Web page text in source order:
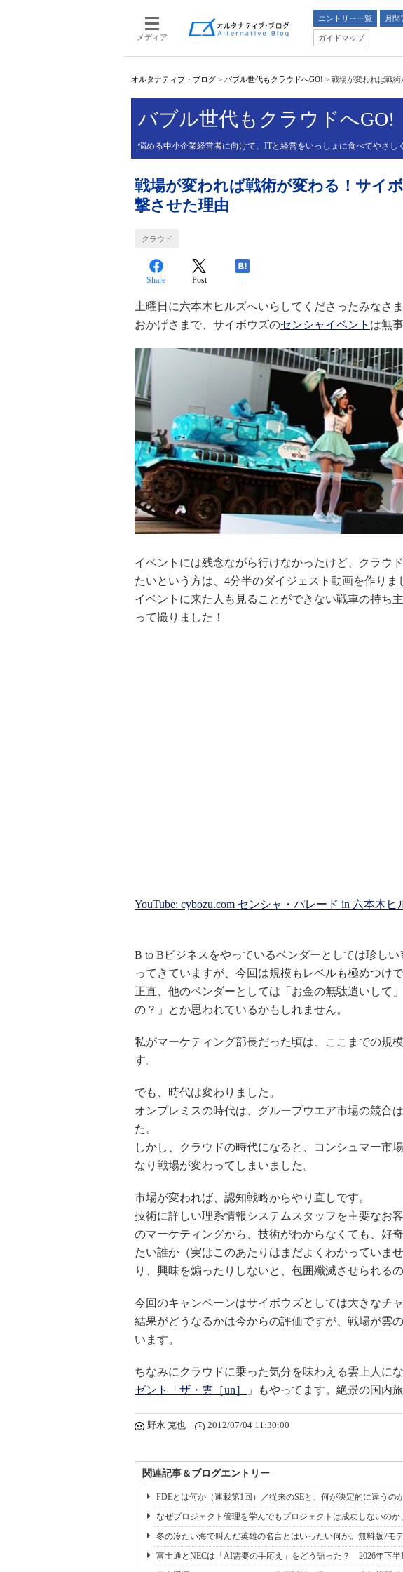
メディア
エントリー一覧 月間
ガイドマップ
オルタナティブ・ブログ > バブル世代もクラウドへGO! > 戦場が変われば戦
バブル世代もクラウドへGO!
悩める中小企業経営者に向けて、ITと経営をいっしょに食べてやさし
戦場が変われば戦術が変わる！サイ
撃させた理由
クラウド
Share Post -
土曜日に六本木ヒルズへいらしてくださったみなさ
おかげさまで、サイボウズのセンシャイベント は無
イベントには残念ながら行けなかったけど、クラウ
たいという方は、4分半のダイジェスト動画を作りま
イベントに来た人も見ることができない戦車の持ち
って撮りました！
YouTube: cybozu.com センシャ・パレード in 六本木
B to Bビジネスをやっているベンダーとしては珍し
ってきていますが、今回は規模もレベルも極めつけで
正直、他のベンダーとしては「お金の無駄遣いして
の？」とか思われているかもしれません。
私がマーケティング部長だった頃は、ここまでの規
す。
でも、時代は変わりました。
オンプレミスの時代は、グループウエア市場の競合
た。
しかし、クラウドの時代になると、コンシュマー市
なり戦場が変わってしまいました。
市場が変われば、認知戦略からやり直しです。
技術に詳しい理系情報システムスタッフを主要なお
のマーケティングから、技術がわからなくても、好
たい誰か（実はこのあたりはまだよくわかっていま
り、興味を煽ったりしないと、包囲殲滅させられる
今回のキャンペーンはサイボウズとしては大きなチャ
結果がどうなるかは今からの評価ですが、戦場が雲
います。
ちなみにクラウドに乗った気分を味わえる雲上人にな
ゼント「ザ・雲［un］
」もやってます。絶景の国内
野水 克也 2012/07/04 11:30:00
関連記事＆ブログエントリー
FDEとは何か（連載第1回）／従来のSEと、何が決定的に違うの
なぜプロジェクト管理を学んでもプロジェクトは成功しないのか
冬の冷たい海で叫んだ英雄の名言とはいったい何か。無料版7モ
富士通とNECは「AI需要の手応え」をどう語った？ 2026年下半